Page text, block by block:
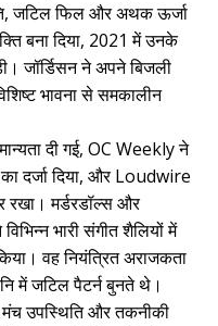
जटिल फिल और अथक ऊर्जा
बना दिया, 2021 में उनके
जॉर्डिसन ने अपने बिजली
भावना से समकालीन
दी गई, OC Weekly ने
दर्जा दिया, और Loudwire
मर्डरडॉल्स और
भारी संगीत शैलियों में
वह नियंत्रित अराजकता
में जटिल पैटर्न बुनते थे।
उपस्थिति और तकनीकी